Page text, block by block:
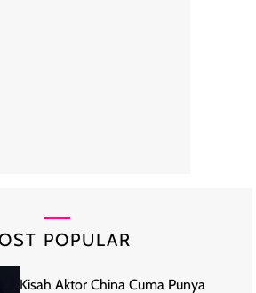
POPULAR
Kisah Aktor China Cuma Punya